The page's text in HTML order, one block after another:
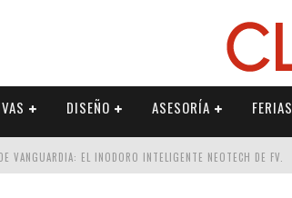
DISEÑO ASESORÍA FERIAS
VANGUARDIA: EL INODORO INTELIGENTE NEOTECH DE FV.